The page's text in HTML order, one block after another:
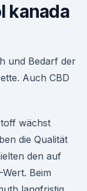
kanada
und Bedarf der
Auch CBD
wächst
die Qualität
den auf
Beim